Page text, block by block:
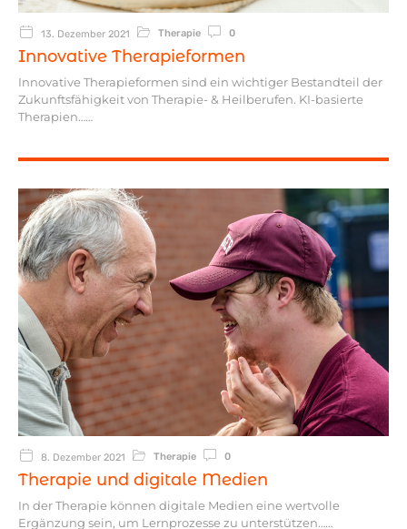
13. Dezember 2021 Therapie 0
Innovative Therapieformen
Innovative Therapieformen sind ein wichtiger Bestandteil der
Zukunftsfähigkeit von Therapie- & Heilberufen. KI-basierte
Therapien…
8. Dezember 2021 Therapie 0
Therapie und digitale Medien
In der Therapie können digitale Medien eine wertvolle
Ergänzung sein, um Lernprozesse zu unterstützen…